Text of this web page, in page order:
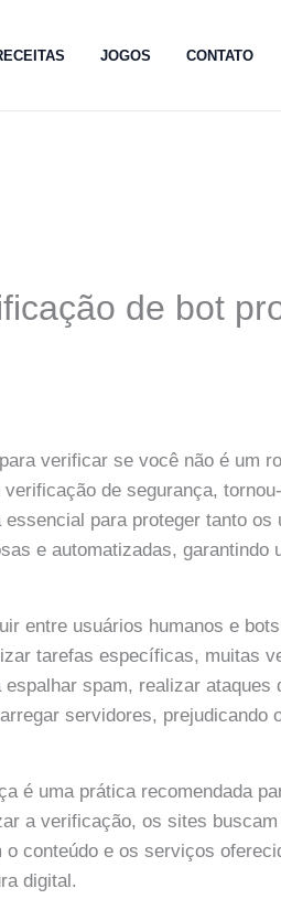
JOGOS CONTATO
de bot
verificar se você não é um
de segurança,
para proteger tanto os
e automatizadas, garantindo
entre usuários humanos e
tarefas específicas, muitas
spam, realizar ataques
servidores, prejudicando
é uma prática recomendada
a verificação, os sites
conteúdo e os serviços
digital.